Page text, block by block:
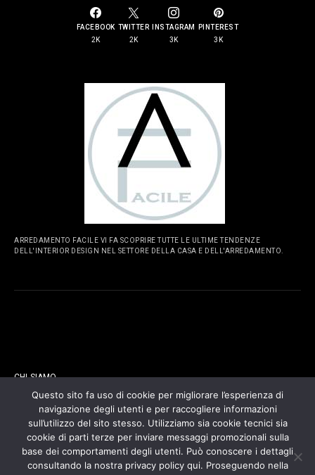
FACEBOOK
2K
TWITTER
2K
INSTAGRAM
3K
PINTEREST
3K
ARREDAMENTO FACILE VI FA SCOPRIRE TUTTE LE ULTIME TENDENZE
DELL'INTERIOR DESIGN NEL SETTORE DELLA CASA E DELL'ARREDAMENTO.
CHI SIAMO
CONTATTI
COOKIES POLICY
Questo sito fa uso di cookie per migliorare l’esperienza di
navigazione degli utenti e per raccogliere informazioni
sull’utilizzo del sito stesso. Utilizziamo sia cookie tecnici sia
cookie di parti terze per inviare messaggi promozionali sulla
base dei comportamenti degli utenti. Può conoscere i dettagli
consultando la nostra privacy policy qui. Proseguendo nella